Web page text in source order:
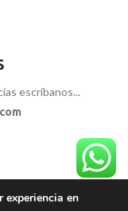
escríbanos...
experiencia en